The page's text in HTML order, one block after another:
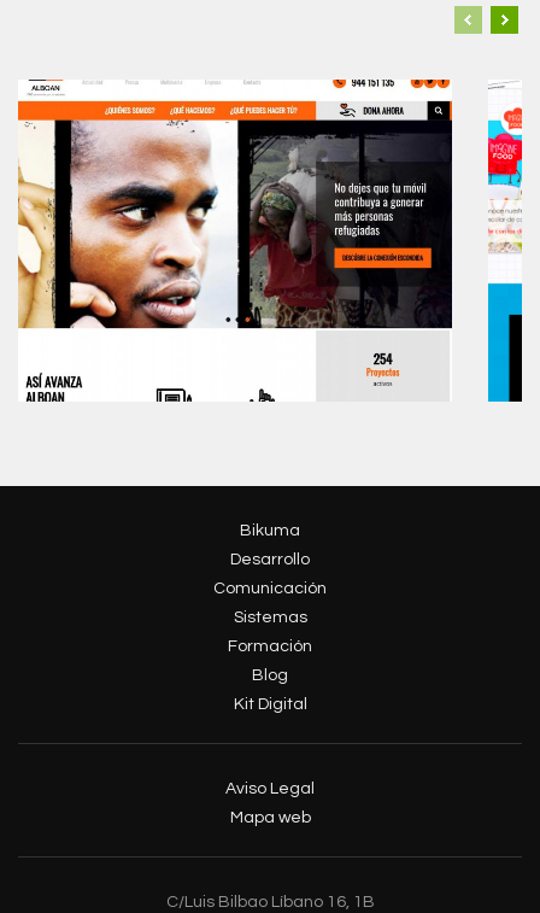
Bikuma
Desarrollo
Comunicación
Sistemas
Formación
Blog
Kit Digital
Aviso Legal
Mapa web
C/Luis Bilbao Líbano 16, 1B